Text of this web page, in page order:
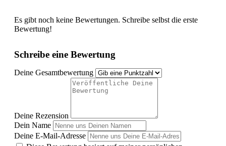
Es gibt noch keine Bewertungen. Schreibe selbst die erste
Bewertung!
Schreibe eine Bewertung
Deine Gesamtbewertung
Deine Rezension
Dein Name
Deine E-Mail-Adresse